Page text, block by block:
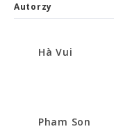
Autorzy
Hà Vui
Pham Son